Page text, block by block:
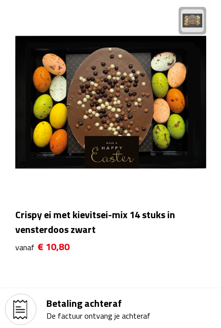
Dubbelwandige glazen
Bierglazen
Champagneglazen
Cocktailglazen
Wijnglazen
Kopjes & Mokken
Kopjes
Schoteltjes
Thermossets
Crispy ei met kievitsei-mix 14 stuks in
vensterdoos zwart
vanaf € 10,80
Betaling achteraf
De factuur ontvang je achteraf